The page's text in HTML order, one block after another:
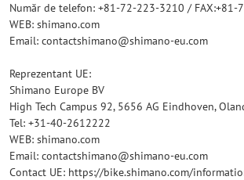
Număr de telefon: +81-72-223-3210 / FAX:+81-
WEB: shimano.com
Email: contactshimano@shimano-eu.com
Reprezentant UE:
Shimano Europe BV
High Tech Campus 92, 5656 AG Eindhoven,
Tel: +31-40-2612222
WEB: shimano.com
Email: contactshimano@shimano-eu.com
Contact UE: https://bike.shimano.com/